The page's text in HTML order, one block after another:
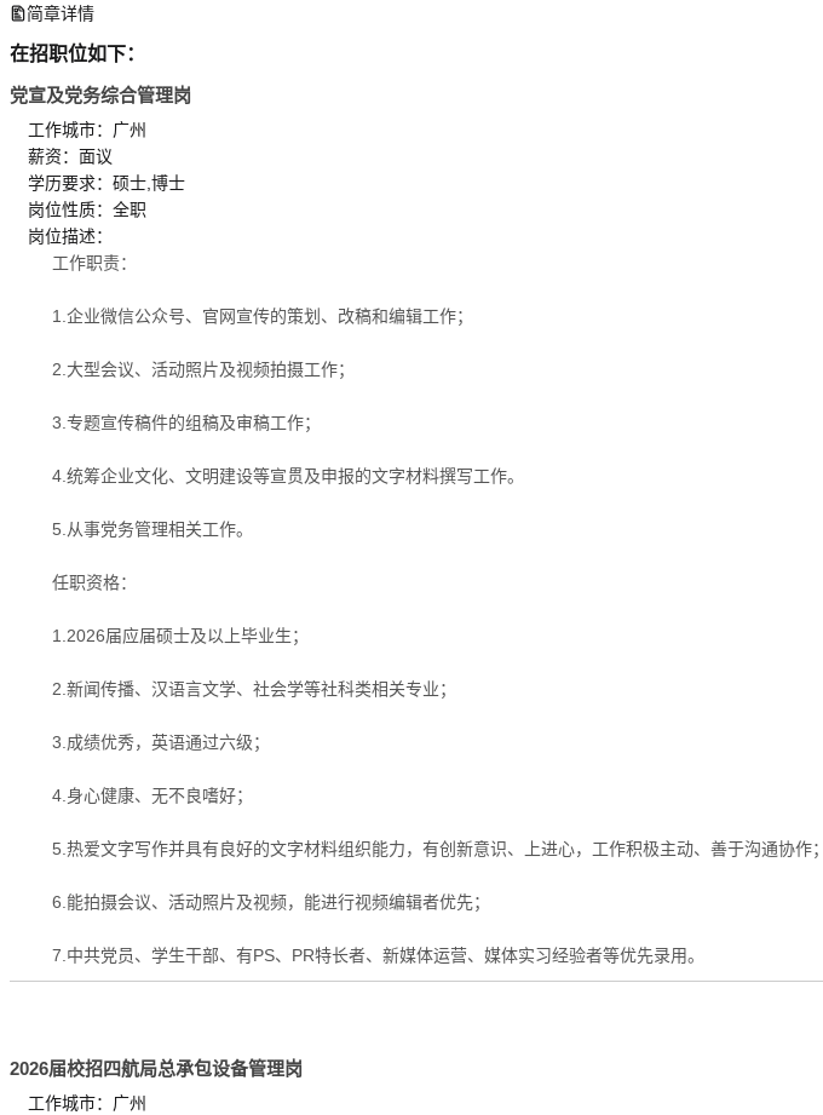
简章详情
在招职位如下：
党宣及党务综合管理岗
工作城市：广州
薪资：面议
学历要求：硕士,博士
岗位性质：全职
岗位描述：
工作职责：
1.企业微信公众号、官网宣传的策划、改稿和编辑工作；
2.大型会议、活动照片及视频拍摄工作；
3.专题宣传稿件的组稿及审稿工作；
4.统筹企业文化、文明建设等宣贯及申报的文字材料撰写工作。
5.从事党务管理相关工作。
任职资格：
1.2026届应届硕士及以上毕业生；
2.新闻传播、汉语言文学、社会学等社科类相关专业；
3.成绩优秀，英语通过六级；
4.身心健康、无不良嗜好；
5.热爱文字写作并具有良好的文字材料组织能力，有创新意识、上进心，工作积极主动、善于沟通协作；
6.能拍摄会议、活动照片及视频，能进行视频编辑者优先；
7.中共党员、学生干部、有PS、PR特长者、新媒体运营、媒体实习经验者等优先录用。
2026届校招四航局总承包设备管理岗
工作城市：广州